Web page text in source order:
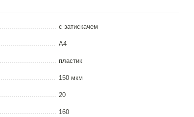
с затискачем
А4
пластик
150 мкм
20
160